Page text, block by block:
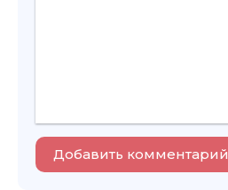
Добавить комментарий